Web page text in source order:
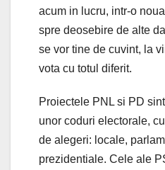
acum in lucru, intr-o
spre deosebire de alte
se vor tine de cuvint, la
vota cu totul diferit.
Proiectele PNL si PD
unor coduri electorale,
de alegeri: locale,
prezidentiale. Cele ale